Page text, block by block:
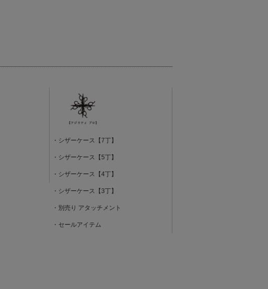
・シザーケース【7丁】
・シザーケース【5丁】
・シザーケース【4丁】
・シザーケース【3丁】
・別売り アタッチメント
・セールアイテム